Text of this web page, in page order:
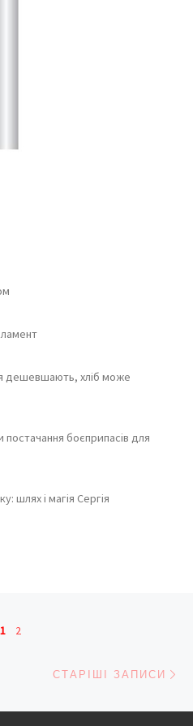
дешевшають, хліб може
боєприпасів для
шлях і магія Сергія
1 2
СТАРІШІ ЗАПИСИ